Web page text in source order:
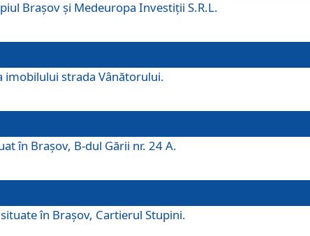
Brașov și Medeuropa Investiții S.R.L.
imobilului strada Vânătorului.
în Brașov, B-dul Gării nr. 24 A.
în Braşov, Cartierul Stupini.